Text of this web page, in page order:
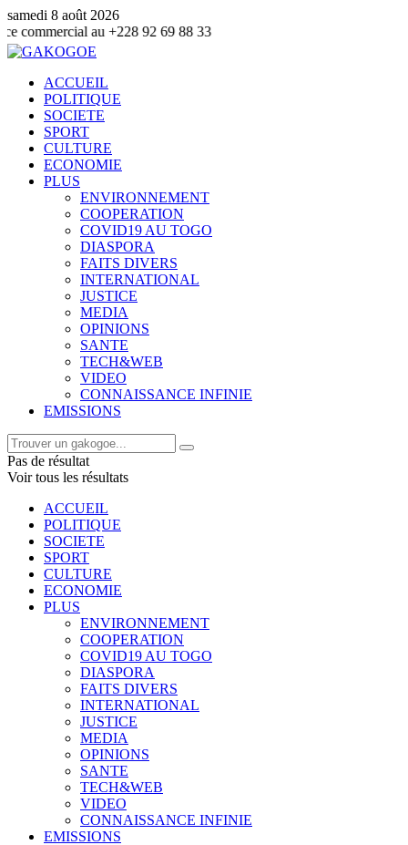
samedi 8 août 2026
+228 92 69 88 33
ACCUEIL
POLITIQUE
SOCIETE
SPORT
CULTURE
ECONOMIE
PLUS
ENVIRONNEMENT
COOPERATION
COVID19 AU TOGO
DIASPORA
FAITS DIVERS
INTERNATIONAL
JUSTICE
MEDIA
OPINIONS
SANTE
TECH&WEB
VIDEO
CONNAISSANCE INFINIE
EMISSIONS
Pas de résultat
Voir tous les résultats
ACCUEIL
POLITIQUE
SOCIETE
SPORT
CULTURE
ECONOMIE
PLUS
ENVIRONNEMENT
COOPERATION
COVID19 AU TOGO
DIASPORA
FAITS DIVERS
INTERNATIONAL
JUSTICE
MEDIA
OPINIONS
SANTE
TECH&WEB
VIDEO
CONNAISSANCE INFINIE
EMISSIONS